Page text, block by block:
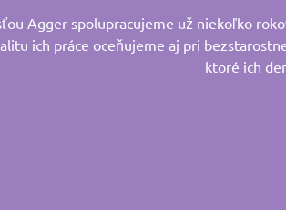
Agger spolupracujeme už niekoľko
ich práce oceňujeme aj pri
ktoré ich